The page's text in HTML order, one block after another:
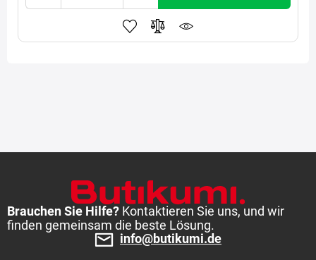
Brauchen Sie Hilfe? Kontaktieren Sie uns, und wir
finden gemeinsam die beste Lösung.
info@butikumi.de